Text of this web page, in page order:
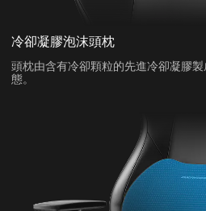
冷卻凝膠泡沫頭枕
頭枕由含有冷卻顆粒的先進冷卻凝膠
態。